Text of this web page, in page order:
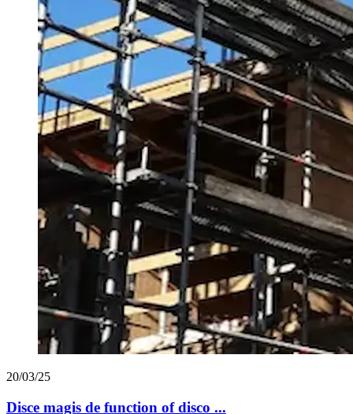
20/03/25
Disce magis de function of disco ...